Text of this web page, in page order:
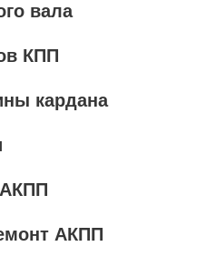
вала
КПП
кардана
АКПП